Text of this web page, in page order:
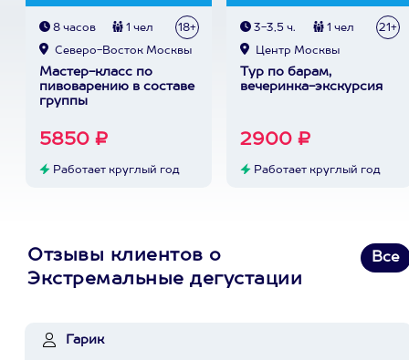
8 часов 1 чел 18+
Северо-Восток Москвы
Мастер-класс по
пивоварению в составе
группы
5850 ₽
Работает круглый год
3-3,5 ч. 1 чел 21+
Центр Москвы
Тур по барам,
вечеринка-экскурсия
2900 ₽
Работает круглый год
Отзывы клиентов о
Экстремальные дегустации
Все
Гарик